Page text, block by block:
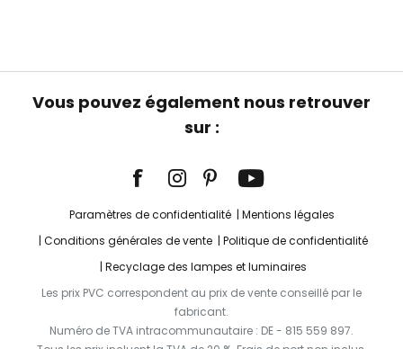
Vous pouvez également nous retrouver
sur :
Paramètres de confidentialité
Mentions légales
Conditions générales de vente
Politique de confidentialité
Recyclage des lampes et luminaires
Les prix PVC correspondent au prix de vente conseillé par le
fabricant.
Numéro de TVA intracommunautaire : DE - 815 559 897.